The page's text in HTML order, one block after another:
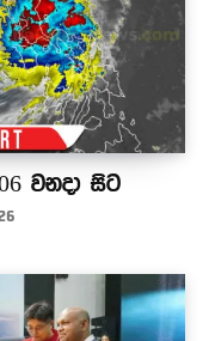
වනදා සිට